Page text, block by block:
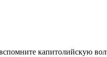
капитолийскую